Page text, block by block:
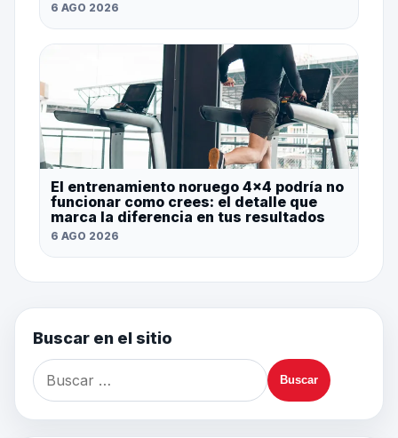
6 AGO 2026
El entrenamiento noruego 4×4 podría no
funcionar como crees: el detalle que
marca la diferencia en tus resultados
6 AGO 2026
Buscar en el sitio